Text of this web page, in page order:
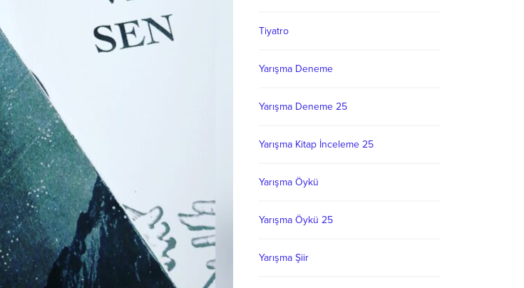
Tiyatro
Yarışma Deneme
Yarışma Deneme 25
Yarışma Kitap İnceleme 25
Yarışma Öykü
Yarışma Öykü 25
Yarışma Şiir